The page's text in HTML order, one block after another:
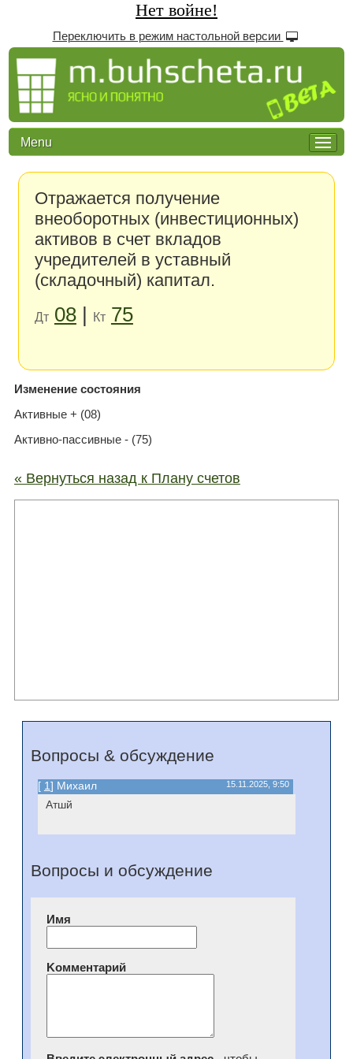
Нет войне!
Переключить в режим настольной версии
Menu
Отражается получение
внеоборотных (инвестиционных)
активов в счет вкладов
учредителей в уставный
(складочный) капитал.
Дт 08| Кт 75
Изменение состояния
Активные + (08)
Активно-пассивные - (75)
« Вернуться назад к Плану счетов
Вопросы & обсуждение
[ 1] Михаил 15.11.2025, 9:50
Атшй
Вопросы и обсуждение
Имя
Kомментарий